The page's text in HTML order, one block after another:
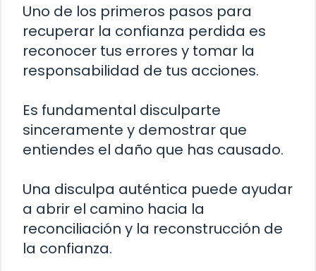
Uno de los primeros pasos para
recuperar la confianza perdida es
reconocer tus errores y tomar la
responsabilidad de tus acciones.
Es fundamental disculparte
sinceramente y demostrar que
entiendes el daño que has causado.
Una disculpa auténtica puede ayudar
a abrir el camino hacia la
reconciliación y la reconstrucción de
la confianza.